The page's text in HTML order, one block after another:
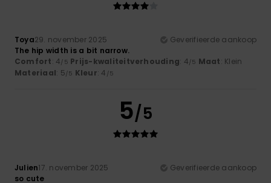
Toya29. november 2025
Geverifieerde aankoop
The hip width is a bit narrow.
Comfort: 4/5 Prijs-kwaliteitverhouding: 4/5 Maat: Klein
Materiaal: 5/5 Kleur: 4 /5
5/5
Julien17. november 2025
Geverifieerde aankoop
so cute